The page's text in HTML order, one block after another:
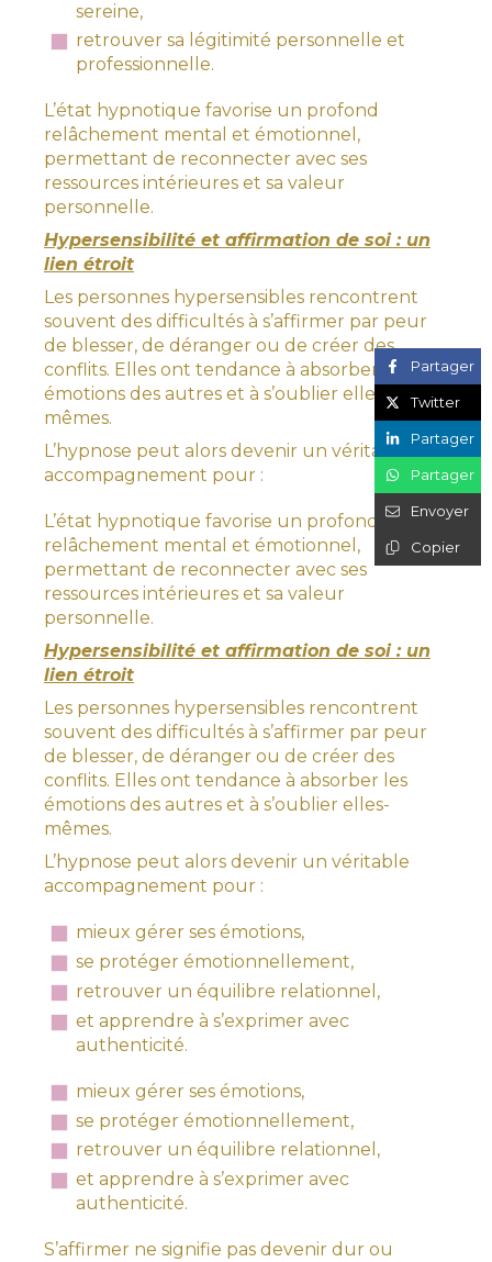
sereine,
retrouver sa légitimité personnelle et
professionnelle.
L’état hypnotique favorise un profond
relâchement mental et émotionnel,
permettant de reconnecter avec ses
ressources intérieures et sa valeur
personnelle.
Hypersensibilité et affirmation de soi : un
lien étroit
Les personnes hypersensibles rencontrent
souvent des difficultés à s’affirmer par peur
de blesser, de déranger ou de créer des
conflits. Elles ont tendance à absorber les
émotions des autres et à s’oublier elles-
mêmes.
L’hypnose peut alors devenir un véritable
accompagnement pour :
L’état hypnotique favorise un profond
relâchement mental et émotionnel,
permettant de reconnecter avec ses
ressources intérieures et sa valeur
personnelle.
Hypersensibilité et affirmation de soi : un
lien étroit
Les personnes hypersensibles rencontrent
souvent des difficultés à s’affirmer par peur
de blesser, de déranger ou de créer des
conflits. Elles ont tendance à absorber les
émotions des autres et à s’oublier elles-
mêmes.
L’hypnose peut alors devenir un véritable
accompagnement pour :
mieux gérer ses émotions,
se protéger émotionnellement,
retrouver un équilibre relationnel,
et apprendre à s’exprimer avec
authenticité.
mieux gérer ses émotions,
se protéger émotionnellement,
retrouver un équilibre relationnel,
et apprendre à s’exprimer avec
authenticité.
S’affirmer ne signifie pas devenir dur ou
Partager
Twitter
Partager
Partager
Envoyer
Copier